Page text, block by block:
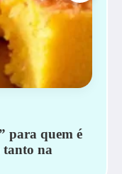
para quem é
tanto na